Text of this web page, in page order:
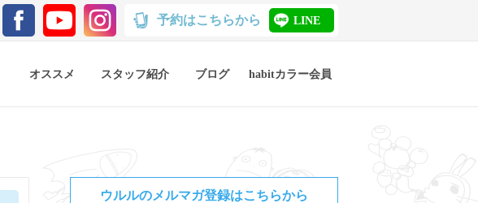
予約はこちらから LINE
オススメ スタッフ紹介 ブログ habitカラー会員
ウルルのメルマガ登録はこちらから